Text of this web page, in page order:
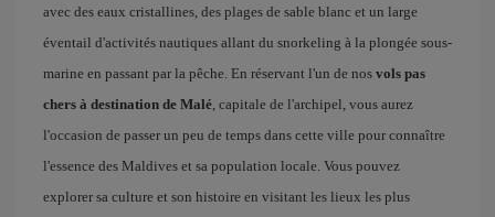
avec des eaux cristallines, des plages de sable blanc et un large
éventail d'activités nautiques allant du snorkeling à la plongée sous-
marine en passant par la pêche. En réservant l'un de nos vols pas
chers à destination de Malé , capitale de l'archipel, vous aurez
l'occasion de passer un peu de temps dans cette ville pour connaître
l'essence des Maldives et sa population locale. Vous pouvez
explorer sa culture et son histoire en visitant les lieux les plus